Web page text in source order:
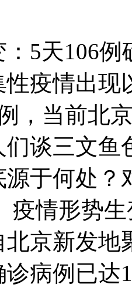
5天106
疫情出现
，当前北
谈三文鱼
于何处？
疫情形势
京新发地
病例已达